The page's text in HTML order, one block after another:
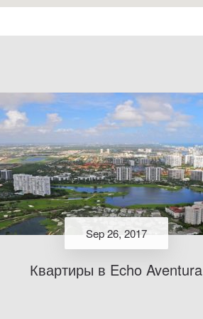
Sep 26, 2017
Квартиры в Echo Aventura